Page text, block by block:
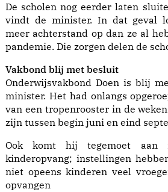
De scholen nog eerder laten
vindt de minister. In dat geval
meer achterstand op dan ze al
pandemie. Die zorgen delen de
Vakbond blij met besluit
Onderwijsvakbond Doen is blij
minister. Het had onlangs
van een tropenrooster in de
zijn tussen begin juni en eind
Ook komt hij tegemoet aan
kinderopvang; instellingen
niet opeens kinderen veel
opvangen